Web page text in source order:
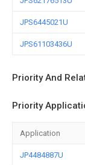
JPS6445021U
JPS61103436U
Priority And
Priority
Application
JP4484887U